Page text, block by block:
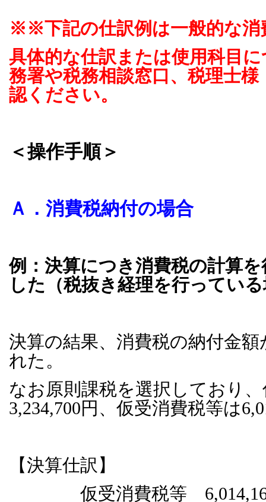
※※下記の仕訳例は一般的な消
具体的な仕訳または使用科目
務署や税務相談窓口、税理士
認ください。
＜操作手順＞
Ａ．消費税納付の場合
例：決算につき消費税の計算
した（税抜き経理を行ってい
決算の結果、消費税の納付金額
れた。
なお原則課税を選択しており
3,234,700円、仮受消費税等は
【決算仕訳】
仮受消費税等